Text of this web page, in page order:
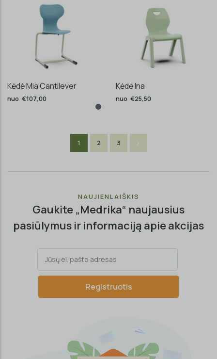
Kėdė Mia Cantilever
nuo €107,00
Kėdė Ina
nuo €25,50
1 2 3
NAUJIENLAIŠKIS
Gaukite „Medrika“ naujausius
pasiūlymus ir informaciją apie akcijas
Registruotis